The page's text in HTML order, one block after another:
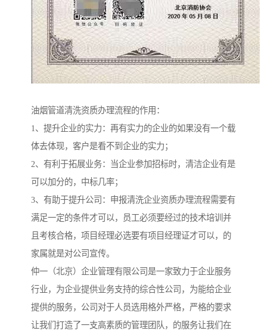
油烟管道清洗资质办理流程的作用：
1、提升企业的实力：再有实力的企业的如果没有一个载
体去体现，客户是看不到企业的实力；
2、有利于拓展业务：当企业参加招标时，清洁企业有是
可以加分的，中标几率；
3、有助于提升公司：申报清洗企业资质办理流程需要有
满足一定的条件才可以，员工必须要经过的技术培训并
且考核合格，项目经理必选要有项目经理证才可以，的
家属就是对公司宣传。
仲一（北京）企业管理有限公司是一家致力于企业服务
行业，为企业提供业务支持的综合性公司，为能给企业
提供的服务，公司对于人员选用格外严格，严格的要求
让我们打造了一支高素质的管理团队，的服务让我们在